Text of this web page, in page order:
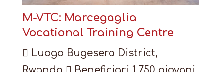
M-VTC: Marcegaglia
Vocational Training Centre
 Luogo Bugesera District,